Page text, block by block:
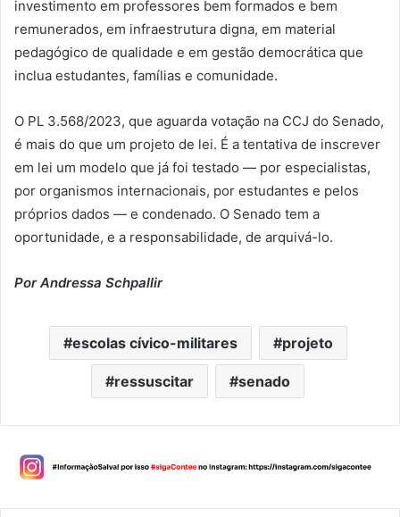
investimento em professores bem formados e bem
remunerados, em infraestrutura digna, em material
pedagógico de qualidade e em gestão democrática que
inclua estudantes, famílias e comunidade.
O PL 3.568/2023, que aguarda votação na CCJ do Senado,
é mais do que um projeto de lei. É a tentativa de inscrever
em lei um modelo que já foi testado — por especialistas,
por organismos internacionais, por estudantes e pelos
próprios dados — e condenado. O Senado tem a
oportunidade, e a responsabilidade, de arquivá-lo.
Por Andressa Schpallir
escolas cívico-militares projeto
ressuscitar senado